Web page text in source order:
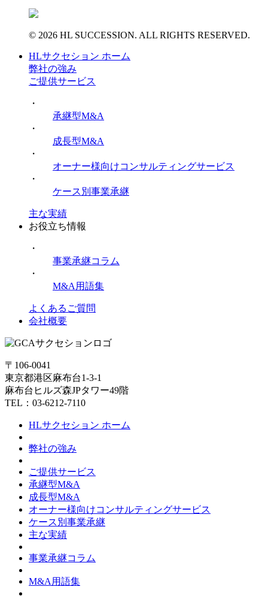
© 2026 HL SUCCESSION. ALL RIGHTS RESERVED.
HLサクセション ホーム
弊社の強み
ご提供サービス
・
承継型M&A
・
成長型M&A
・
オーナー様向けコンサルティングサービス
・
ケース別事業承継
主な実績
お役立ち情報
・
事業承継コラム
・
M&A用語集
よくあるご質問
会社概要
〒106-0041
東京都港区麻布台1-3-1
麻布台ヒルズ森JPタワー49階
TEL：03-6212-7110
HLサクセション ホーム
弊社の強み
ご提供サービス
承継型M&A
成長型M&A
オーナー様向けコンサルティングサービス
ケース別事業承継
主な実績
事業承継コラム
M&A用語集